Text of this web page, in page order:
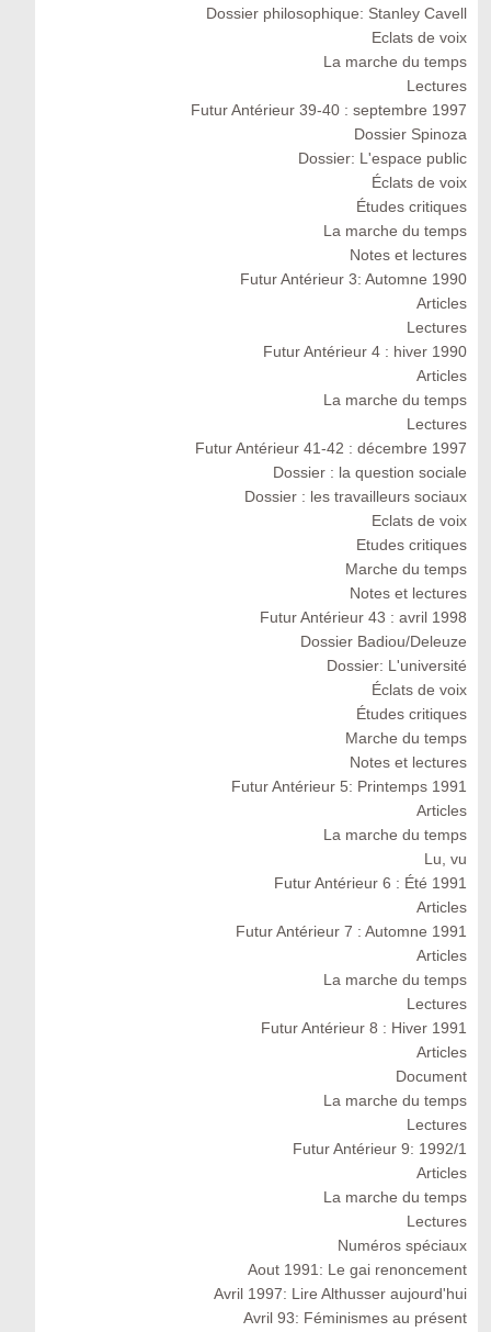
Dossier philosophique: Stanley Cavell
Eclats de voix
La marche du temps
Lectures
Futur Antérieur 39-40 : septembre 1997
Dossier Spinoza
Dossier: L'espace public
Éclats de voix
Études critiques
La marche du temps
Notes et lectures
Futur Antérieur 3: Automne 1990
Articles
Lectures
Futur Antérieur 4 : hiver 1990
Articles
La marche du temps
Lectures
Futur Antérieur 41-42 : décembre 1997
Dossier : la question sociale
Dossier : les travailleurs sociaux
Eclats de voix
Etudes critiques
Marche du temps
Notes et lectures
Futur Antérieur 43 : avril 1998
Dossier Badiou/Deleuze
Dossier: L'université
Éclats de voix
Études critiques
Marche du temps
Notes et lectures
Futur Antérieur 5: Printemps 1991
Articles
La marche du temps
Lu, vu
Futur Antérieur 6 : Été 1991
Articles
Futur Antérieur 7 : Automne 1991
Articles
La marche du temps
Lectures
Futur Antérieur 8 : Hiver 1991
Articles
Document
La marche du temps
Lectures
Futur Antérieur 9: 1992/1
Articles
La marche du temps
Lectures
Numéros spéciaux
Aout 1991: Le gai renoncement
Avril 1997: Lire Althusser aujourd'hui
Avril 93: Féminismes au présent